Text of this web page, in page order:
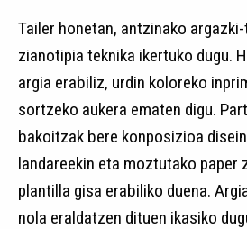
Tailer honetan, antzinako
zianotipia teknika ikertuko dugu.
argia erabiliz, urdin koloreko
sortzeko aukera ematen digu.
bakoitzak bere konposizioa
landareekin eta moztutako paper
plantilla gisa erabiliko duena.
nola eraldatzen dituen ikasiko